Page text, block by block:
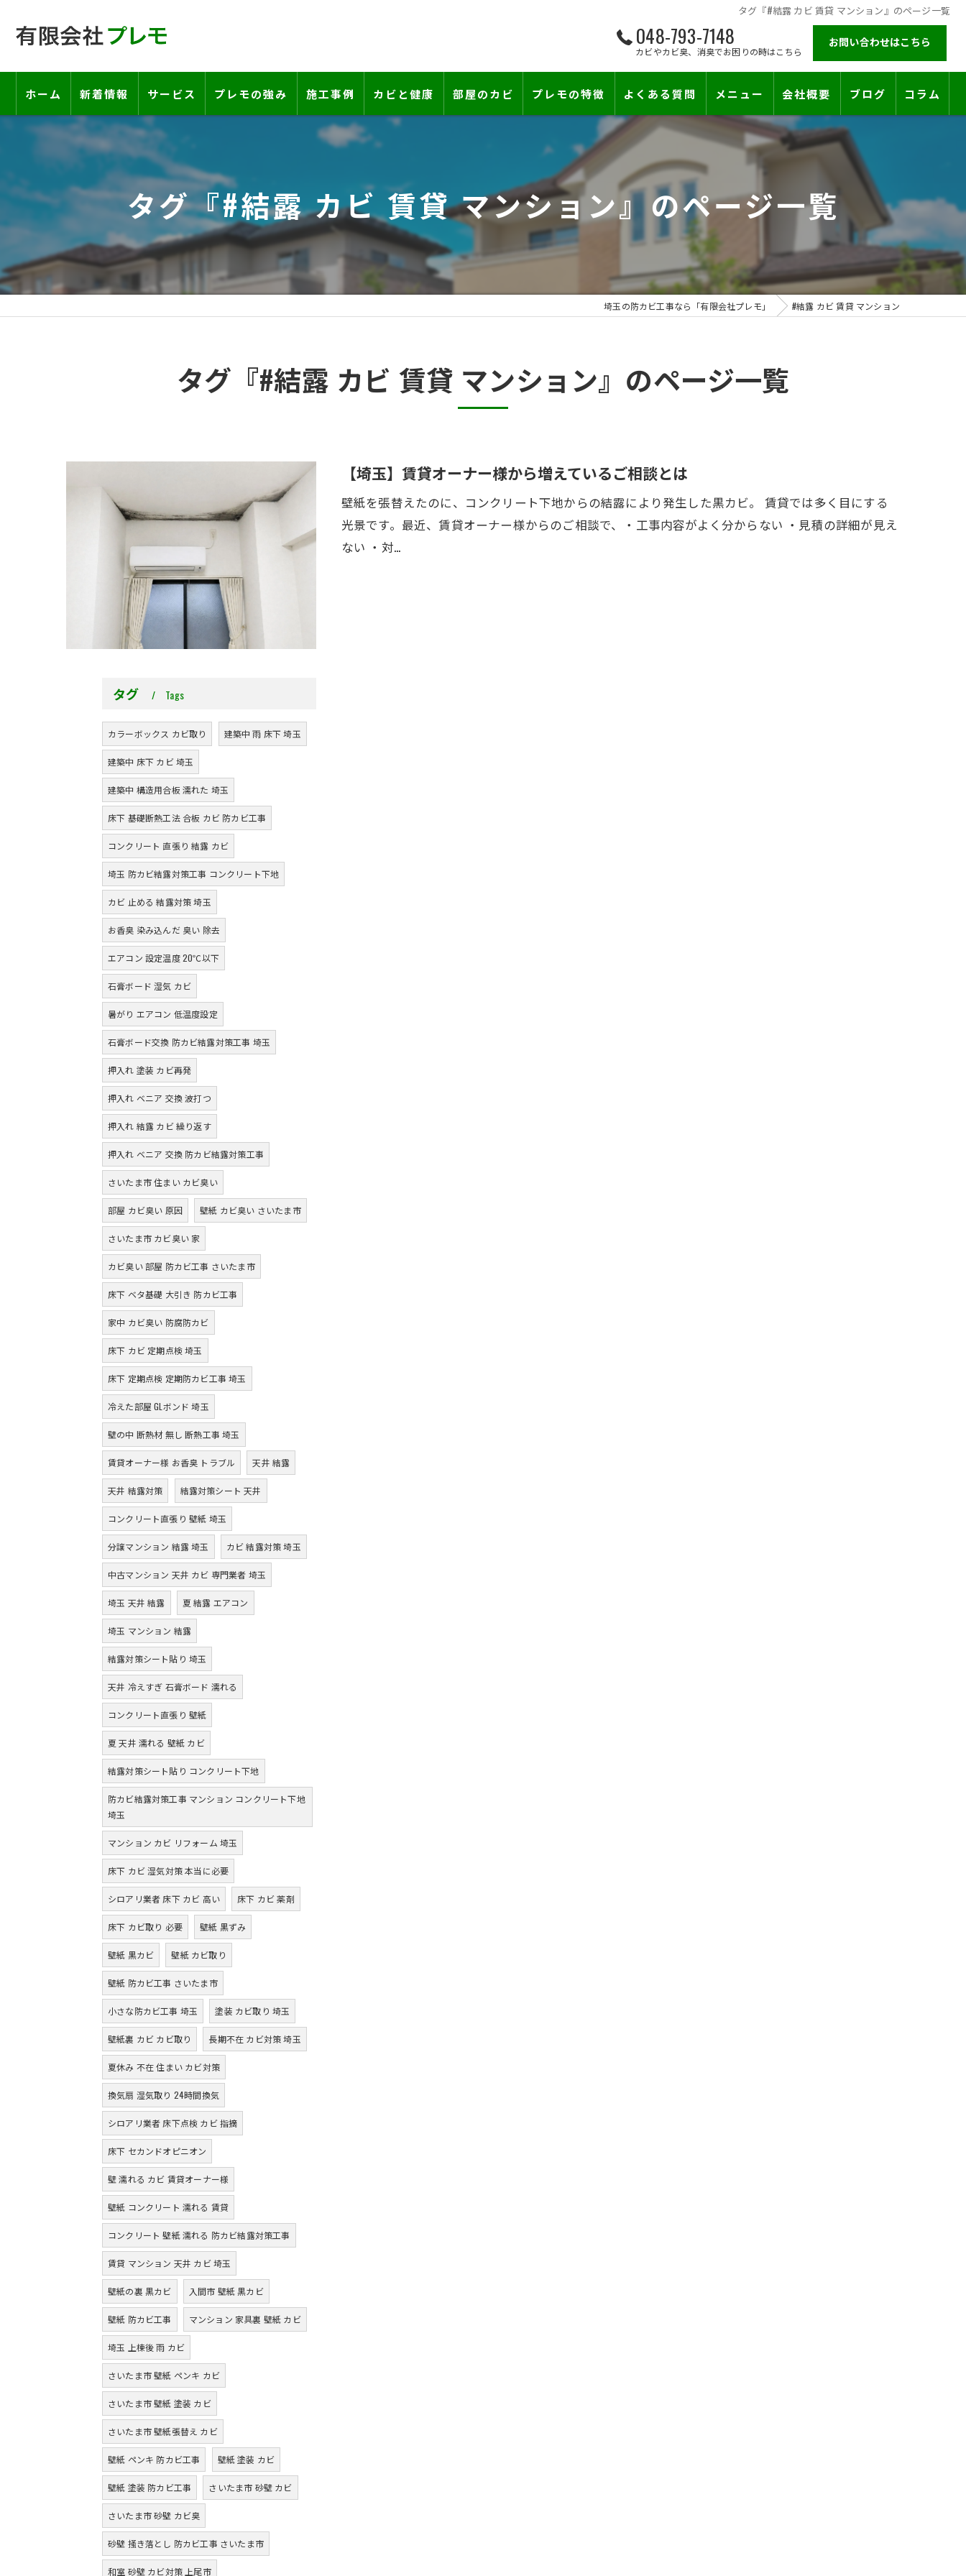
タグ『#結露 カビ 賃貸 マンション』のページ一覧
048-793-7148
カビやカビ臭、消臭でお困りの時はこちら
お問い合わせはこちら
ホーム 新着情報 サービス
工事の流れ―契約書・保証書について―
お客様の声
プレモの強み 施工事例 カビと健康 部屋のカビ
壁紙下地防カビ工事
壁紙カビ・壁紙下地のカビ
カビと結露対策
『またか…』の天井結露クレームに終止符を。賃貸オーナー様が最後に頼る専門工事
半地下・地下室のカビ
プレモの特徴
床下のカビ
建築中のカビ
漏水事故のカビ
雨漏りによるカビ
コンクリートのカビ
部屋の除菌消臭
よくある質問 メニュー 会社概要
施工対応エリア
ブログ コラム
タグ『#結露 カビ 賃貸 マンション』のページ一覧
埼玉の防カビ工事なら「有限会社プレモ」 #結露 カビ 賃貸 マンション
タグ『#結露 カビ 賃貸 マンション』のページ一覧
【埼玉】賃貸オーナー様から増えているご相談とは
壁紙を張替えたのに、コンクリート下地からの結露により発生した黒カビ。 賃貸では多く目にする
光景です。最近、賃貸オーナー様からのご相談で、・工事内容がよく分からない ・見積の詳細が見え
ない ・対…
タグ Tags
カラーボックス カビ取り 建築中 雨 床下 埼玉
建築中 床下 カビ 埼玉
建築中 構造用合板 濡れた 埼玉
床下 基礎断熱工法 合板 カビ 防カビ工事
コンクリート 直張り 結露 カビ
埼玉 防カビ結露対策工事 コンクリート下地
カビ 止める 結露対策 埼玉
お香臭 染み込んだ 臭い 除去
エアコン 設定温度 20℃以下
石膏ボード 湿気 カビ
暑がり エアコン 低温度設定
石膏ボード交換 防カビ結露対策工事 埼玉
押入れ 塗装 カビ再発
押入れ ベニア 交換 波打つ
押入れ 結露 カビ 繰り返す
押入れ ベニア 交換 防カビ結露対策工事
さいたま市 住まい カビ臭い
部屋 カビ臭い 原因 壁紙 カビ臭い さいたま市
さいたま市 カビ臭い 家
カビ臭い 部屋 防カビ工事 さいたま市
床下 ベタ基礎 大引き 防カビ工事
家中 カビ臭い 防腐防カビ
床下 カビ 定期点検 埼玉
床下 定期点検 定期防カビ工事 埼玉
冷えた部屋 GLボンド 埼玉
壁の中 断熱材 無し 断熱工事 埼玉
賃貸オーナー様 お香臭 トラブル 天井 結露
天井 結露対策 結露対策シート 天井
コンクリート直張り 壁紙 埼玉
分譲マンション 結露 埼玉 カビ 結露対策 埼玉
中古マンション 天井 カビ 専門業者 埼玉
埼玉 天井 結露 夏 結露 エアコン
埼玉 マンション 結露
結露対策シート貼り 埼玉
天井 冷えすぎ 石膏ボード 濡れる
コンクリート直張り 壁紙
夏 天井 濡れる 壁紙 カビ
結露対策シート貼り コンクリート下地
防カビ結露対策工事 マンション コンクリート下地
埼玉
マンション カビ リフォーム 埼玉
床下 カビ 湿気対策 本当に必要
シロアリ業者 床下 カビ 高い 床下 カビ 薬剤
床下 カビ取り 必要 壁紙 黒ずみ
壁紙 黒カビ 壁紙 カビ取り
壁紙 防カビ工事 さいたま市
小さな防カビ工事 埼玉 塗装 カビ取り 埼玉
壁紙裏 カビ カビ取り 長期不在 カビ対策 埼玉
夏休み 不在 住まい カビ対策
換気扇 湿気取り 24時間換気
シロアリ業者 床下点検 カビ 指摘
床下 セカンドオピニオン
壁 濡れる カビ 賃貸オーナー様
壁紙 コンクリート 濡れる 賃貸
コンクリート 壁紙 濡れる 防カビ結露対策工事
賃貸 マンション 天井 カビ 埼玉
壁紙の裏 黒カビ 入間市 壁紙 黒カビ
壁紙 防カビ工事 マンション 家具裏 壁紙 カビ
埼玉 上棟後 雨 カビ
さいたま市 壁紙 ペンキ カビ
さいたま市 壁紙 塗装 カビ
さいたま市 壁紙張替え カビ
壁紙 ペンキ 防カビ工事 壁紙 塗装 カビ
壁紙 塗装 防カビ工事 さいたま市 砂壁 カビ
さいたま市 砂壁 カビ臭
砂壁 掻き落とし 防カビ工事 さいたま市
和室 砂壁 カビ対策 上尾市